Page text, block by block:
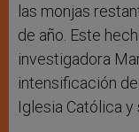
las monjas
de año. Este
investigadora
intensificación
Iglesia Católica y